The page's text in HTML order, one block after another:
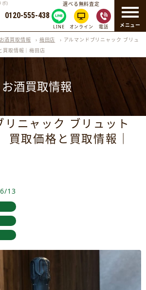
メニュー
ボ)
0120-555-438
選べる無料査定
LINE オンライン 電話
お酒買取情報 › 梅田店 › アルマンドブリニャック ブリュ
買取情報｜梅田店
お酒買取情報
リニャック ブリュット
買取価格と買取情報｜
13